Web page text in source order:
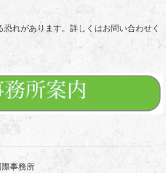
れがあります。詳しくはお問い合わせく
事務所